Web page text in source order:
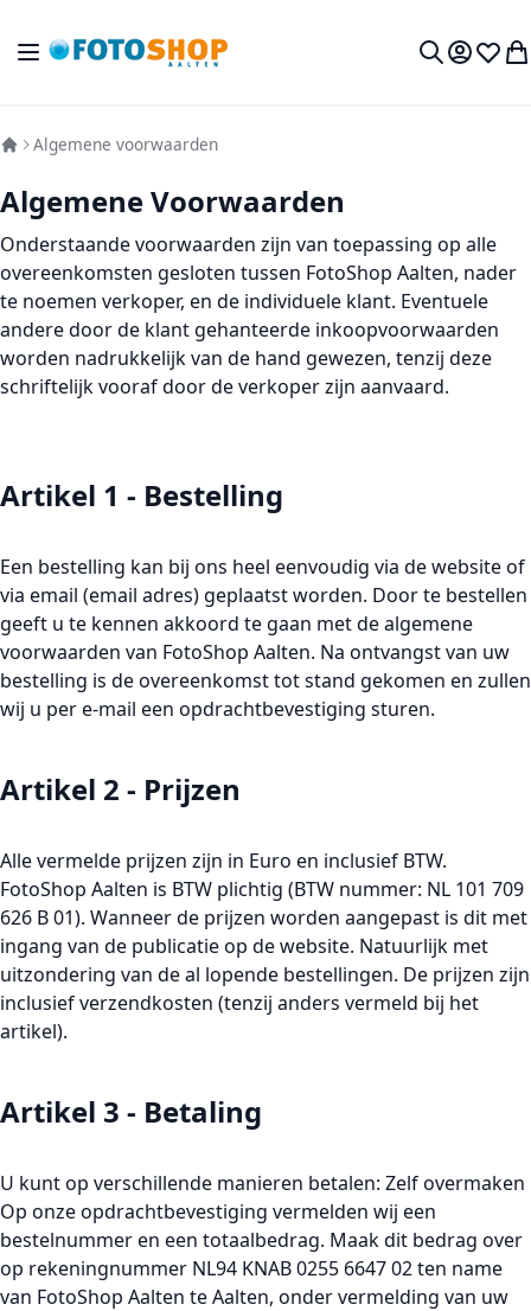
Toggle Nav
Mijn
Algemene voorwaarden
Algemene Voorwaarden
Onderstaande voorwaarden zijn van toepassing op alle
overeenkomsten gesloten tussen FotoShop Aalten, nader
te noemen verkoper, en de individuele klant. Eventuele
andere door de klant gehanteerde inkoopvoorwaarden
worden nadrukkelijk van de hand gewezen, tenzij deze
schriftelijk vooraf door de verkoper zijn aanvaard.
Artikel 1 - Bestelling
Een bestelling kan bij ons heel eenvoudig via de website of
via email (email adres) geplaatst worden. Door te bestellen
geeft u te kennen akkoord te gaan met de algemene
voorwaarden van FotoShop Aalten. Na ontvangst van uw
bestelling is de overeenkomst tot stand gekomen en zullen
wij u per e-mail een opdrachtbevestiging sturen.
Artikel 2 - Prijzen
Alle vermelde prijzen zijn in Euro en inclusief BTW.
FotoShop Aalten is BTW plichtig (BTW nummer: NL 101 709
626 B 01). Wanneer de prijzen worden aangepast is dit met
ingang van de publicatie op de website. Natuurlijk met
uitzondering van de al lopende bestellingen. De prijzen zijn
inclusief verzendkosten (tenzij anders vermeld bij het
artikel).
Artikel 3 - Betaling
U kunt op verschillende manieren betalen: Zelf overmaken
Op onze opdrachtbevestiging vermelden wij een
bestelnummer en een totaalbedrag. Maak dit bedrag over
op rekeningnummer NL94 KNAB 0255 6647 02 ten name
van FotoShop Aalten te Aalten, onder vermelding van uw